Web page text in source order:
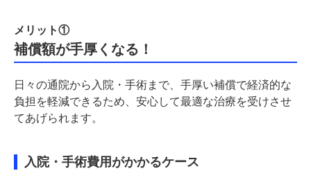
メリット①
補償額が手厚くなる！
日々の通院から入院・手術まで、手厚い補償で経済的な
負担を軽減できるため、安心して最適な治療を受けさせ
てあげられます。
入院・手術費用がかかるケース